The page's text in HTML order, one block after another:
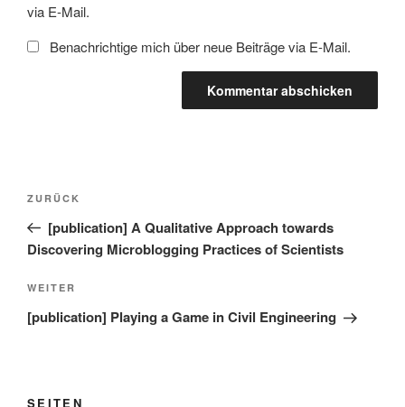
via E-Mail.
Benachrichtige mich über neue Beiträge via E-Mail.
Beitragsnavigation
Vorheriger
Beitrag
ZURÜCK
[publication] A Qualitative Approach towards
Discovering Microblogging Practices of Scientists
Nächster
Beitrag
WEITER
[publication] Playing a Game in Civil Engineering
SEITEN